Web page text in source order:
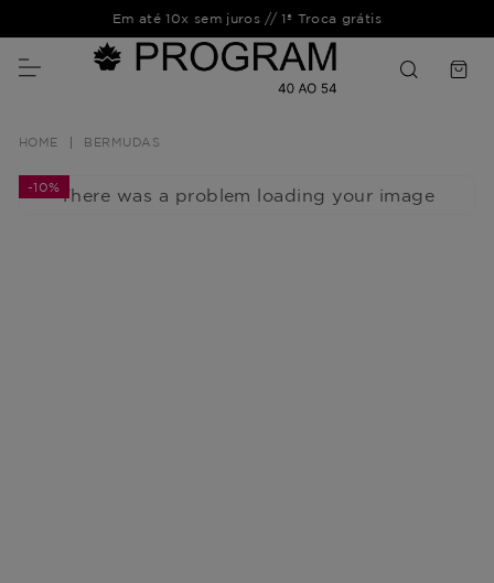
Em até 10x sem juros // 1ª Troca grátis
BERMUDAS
There was a problem loading your image
-10%